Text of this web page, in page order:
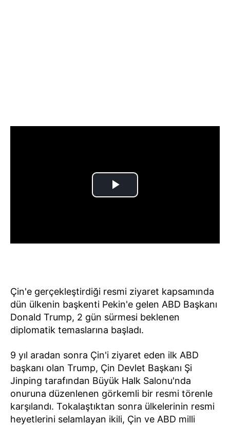
Çin'e gerçekleştirdiği resmi ziyaret kapsamında
dün ülkenin başkenti Pekin'e gelen ABD Başkanı
Donald Trump, 2 gün sürmesi beklenen
diplomatik temaslarına başladı.
9 yıl aradan sonra Çin'i ziyaret eden ilk ABD
başkanı olan Trump, Çin Devlet Başkanı Şi
Jinping tarafından Büyük Halk Salonu'nda
onuruna düzenlenen görkemli bir resmi törenle
karşılandı. Tokalaştıktan sonra ülkelerinin resmi
heyetlerini selamlayan ikili, Çin ve ABD milli